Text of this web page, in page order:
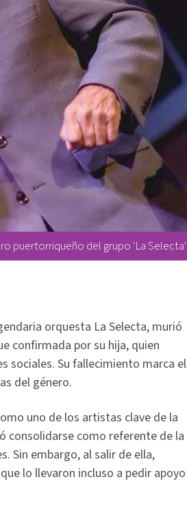
puertorriqueño del grupo 'La Selecta'
orquesta La Selecta, murió
confirmada por su hija, quien
sociales. Su fallecimiento marca el
del género.
uno de los artistas clave de la
consolidarse como referente de la
Sin embargo, al salir de ella,
que lo llevaron incluso a pedir apoyo